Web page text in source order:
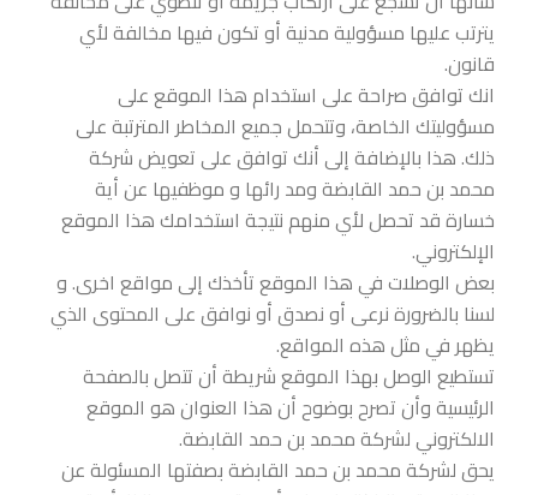
يترتب عليها مسؤولية مدنية أو تكون فيها مخالفة لأي
قانون.
انك توافق صراحة على استخدام هذا الموقع على
مسؤوليتك الخاصة، وتتحمل جميع المخاطر المترتبة على
ذلك. هذا بالإضافة إلى أنك توافق على تعويض شركة
محمد بن حمد القابضة ومد رائها و موظفيها عن أية
خسارة قد تحصل لأي منهم نتيجة استخدامك هذا الموقع
الإلكتروني.
بعض الوصلات في هذا الموقع تأخذك إلى مواقع اخرى. و
لسنا بالضرورة نرعى أو نصدق أو نوافق على المحتوى الذي
يظهر في مثل هذه المواقع.
تستطيع الوصل بهذا الموقع شريطة أن تتصل بالصفحة
الرئيسية وأن تصرح بوضوح أن هذا العنوان هو الموقع
الالكتروني لشركة محمد بن حمد القابضة.
يحق لشركة محمد بن حمد القابضة بصفتها المسئولة عن